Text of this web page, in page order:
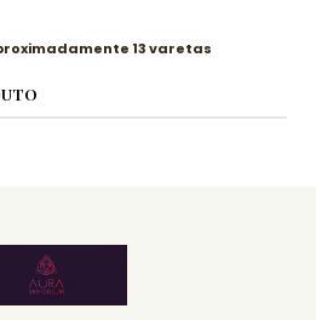
13 varetas